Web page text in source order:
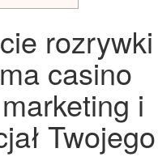
rozrywki
casino
i
Twojego